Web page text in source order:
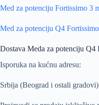
Med za potenciju Fortissimo 3
Med za potenciju Q4 Fortissimo
Dostava Meda za potenciju Q4
Isporuka na kućnu adresu:
Srbija (Beograd i ostali gradovi)